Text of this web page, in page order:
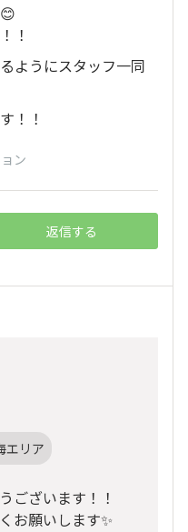
！
ようにスタッフ一同
！！
ン
返信する
エリア
ございます！！
お願いします✨